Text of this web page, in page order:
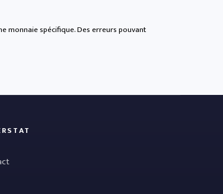
monnaie spécifique. Des erreurs pouvant